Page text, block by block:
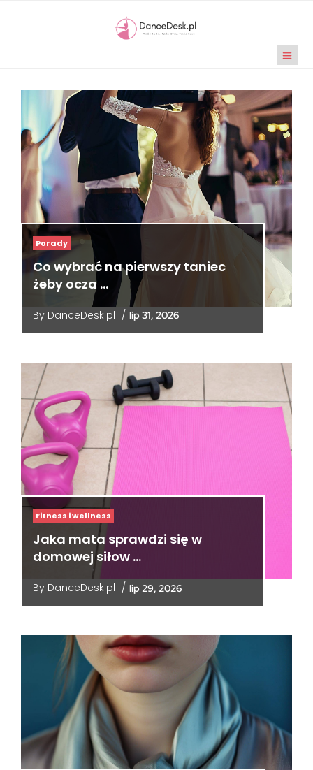
Porady
Co wybrać na pierwszy taniec
żeby ocza …
By DanceDesk.pl / lip 31, 2026
Fitness i wellness
Jaka mata sprawdzi się w
domowej siłow …
By DanceDesk.pl / lip 29, 2026